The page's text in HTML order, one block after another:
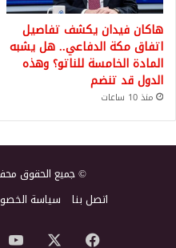
هاكان فيدان يكشف تفاصيل
اتفاق مكة الدفاعي.. هل يشبه
المادة الخامسة للناتو؟ وهذه
الدول قد تنضم
منذ 10 ساعات
© جميع الحقوق
اتصل بنا
سياسة
فيسبوك